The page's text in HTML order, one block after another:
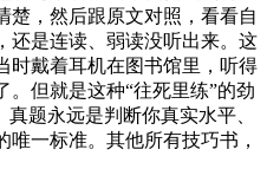
楚，然后跟原文对照，看看自
还是连读、弱读没听出来。这
时戴着耳机在图书馆里，听得
但就是这种“往死里练”的劲
题永远是判断你真实水平、
一标准。其他所有技巧书，